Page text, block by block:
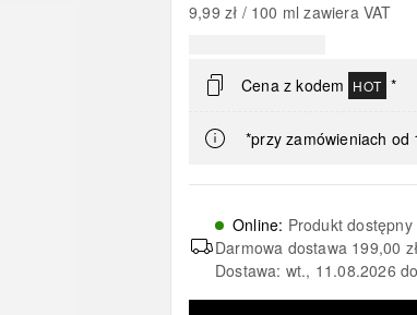
9,99 zł / 100 ml zawiera VAT
Cena z kodem HOT *
*przy zamówieniach od
Online: Produkt dostępny
Darmowa dostawa 199,00 zł
Dostawa: wt., 11.08.2026